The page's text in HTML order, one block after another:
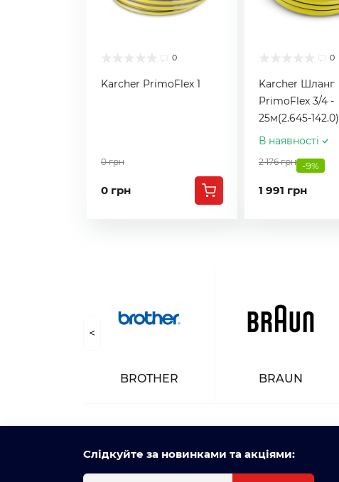
0
Karcher PrimoFlex 1
0 грн
0 грн
0
Karcher Шланг
PrimoFlex 3/4 -
25м(2.645-142.0)
В наявності
2 176 грн -9%
1 991 грн
<
BROTHER BRAUN
Слідкуйте за новинками та акціями: